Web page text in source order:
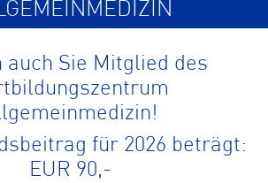
auch Sie Mitglied des
für 2026 beträgt:
EUR 90,-